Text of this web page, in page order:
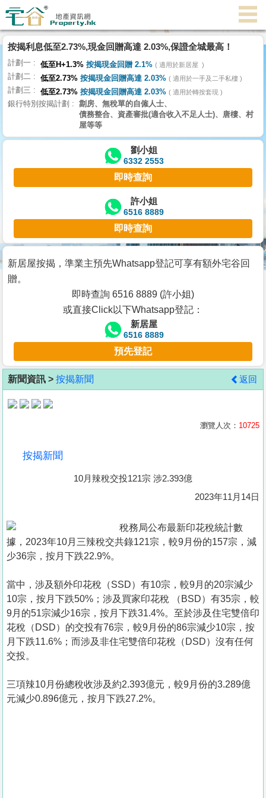
理
主
頁
搵
樓/
交
業
主
宅
谷
按
客
地
產
置
業
冊
關
於
我
們
按揭利息低至2.73%,現金回贈高達 2.03%,保證全城最高！
計劃一 低至H+1.3% 按揭現金回贈 2.1% 適用於新居屋
計劃二 低至2.73% 按揭現金回贈高達 2.03% 適用於一手及二手私樓
計劃三 低至2.73% 按揭現金回贈高達 2.03% 適用於轉按套現
銀行特別按揭計劃
劏房、無稅單的自僱人士、
債務整合、資產審批(適合收入不足人士)、唐樓、村
屋等等
劉小姐
6332 2553
即時查詢
許小姐
6516 8889
即時查詢
新居屋按揭，準業主預先Whatsapp登記可享有額外宅谷回
贈。
即時查詢 6516 8889 (許小姐)
或直接Click以下Whatsapp登記：
新居屋
6516 8889
預先登記
新聞資訊 > 按揭新聞 返回
瀏覽人次： 10725
按揭新聞
10月辣稅交投121宗 涉2.393億
2023年11月14日
稅務局公布最新印花稅統計數
據，2023年10月三辣稅交共錄121宗，較9月份的157宗，減
少36宗，按月下跌22.9%。
當中，涉及額外印花稅（SSD）有10宗，較9月的20宗減少
10宗，按月下跌50%；涉及買家印花稅 （BSD）有35宗，較
9月的51宗減少16宗，按月下跌31.4%。至於涉及住宅雙倍印
花稅（DSD）的交投有76宗，較9月份的86宗減少10宗，按
月下跌11.6%；而涉及非住宅雙倍印花稅（DSD）沒有任何
交投。
三項辣10月份總稅收涉及約2.393億元，較9月份的3.289億
元減少0.896億元，按月下跌27.2%。